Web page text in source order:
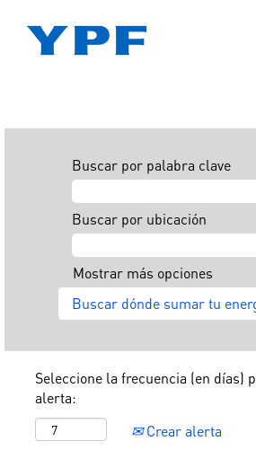
Buscar por palabra clave
Buscar por ubicación
Mostrar más opciones
Seleccione la frecuencia (en días)
alerta:
Crear alerta